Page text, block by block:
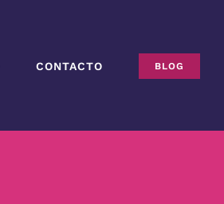
CONTACTO BLOG